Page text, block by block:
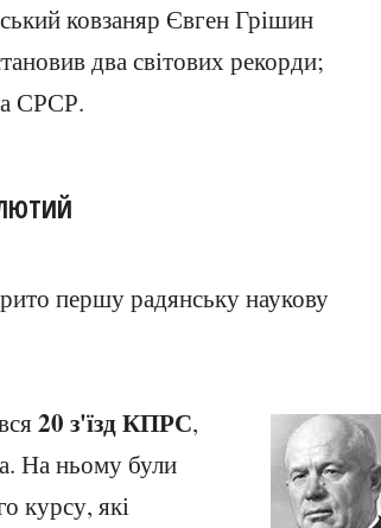
ковзаняр Євген Грішин
два світових рекорди;
СРСР.
першу радянську наукову
20 з'їзд КПРС,
На ньому були
курсу, які